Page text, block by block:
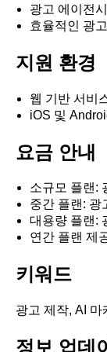
광고 에이전
효율적인 광
지원 환경
웹 기반 서비
iOS 및
요금 안내
소규모 플랜:
중간 플랜: 광
대용량 플랜:
연간 플랜 제
키워드
광고 제작, AI
정보 업데